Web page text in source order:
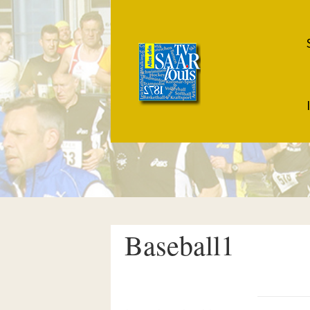
Baseball1